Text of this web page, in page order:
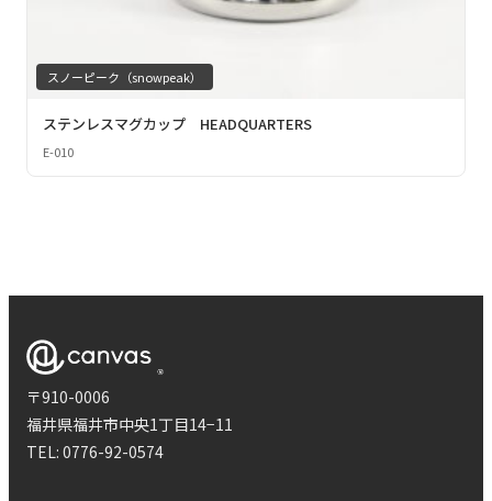
スノーピーク（snowpeak）
ステンレスマグカップ HEADQUARTERS
E-010
〒910-0006
福井県福井市中央1丁目14−11
TEL: 0776-92-0574